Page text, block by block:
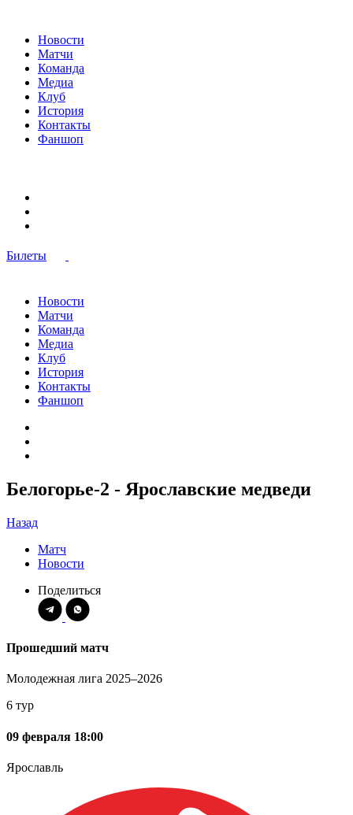
Новости
Матчи
Команда
Медиа
Клуб
История
Контакты
Фаншоп
Билеты
Новости
Матчи
Команда
Медиа
Клуб
История
Контакты
Фаншоп
Белогорье-2 - Ярославские медведи
Назад
Матч
Новости
Поделиться
Прошедший матч
Молодежная лига 2025–2026
6 тур
09 февраля 18:00
Ярославль